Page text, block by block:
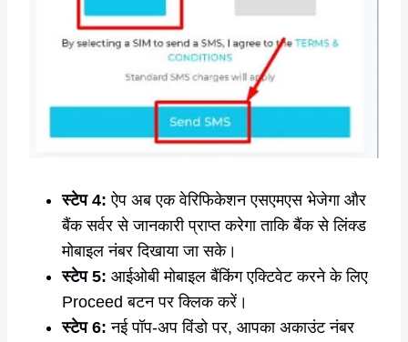
स्टेप 4: ऐप अब एक वेरिफिकेशन एसएमएस भेजेगा और
बैंक सर्वर से जानकारी प्राप्त करेगा ताकि बैंक से लिंक्ड
मोबाइल नंबर दिखाया जा सके।
स्टेप 5: आईओबी मोबाइल बैंकिंग एक्टिवेट करने के लिए
Proceed बटन पर क्लिक करें।
स्टेप 6: नई पॉप-अप विंडो पर, आपका अकाउंट नंबर